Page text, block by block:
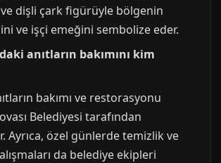
dişli çark figürüyle bölgenin
ve işçi emeğini sembolize eder.
anıtların bakımını kim
bakımı ve restorasyonu
Belediyesi tarafından
Ayrıca, özel günlerde temizlik ve
da belediye ekipleri